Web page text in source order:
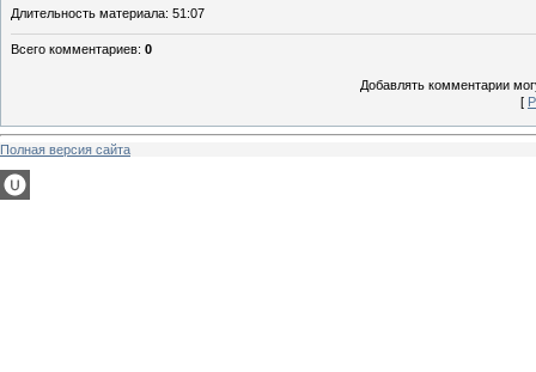
Длительность материала: 51:07
Всего комментариев: 0
Добавлять комментарии
[
Полная версия сайта